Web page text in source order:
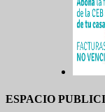
ESPACIO